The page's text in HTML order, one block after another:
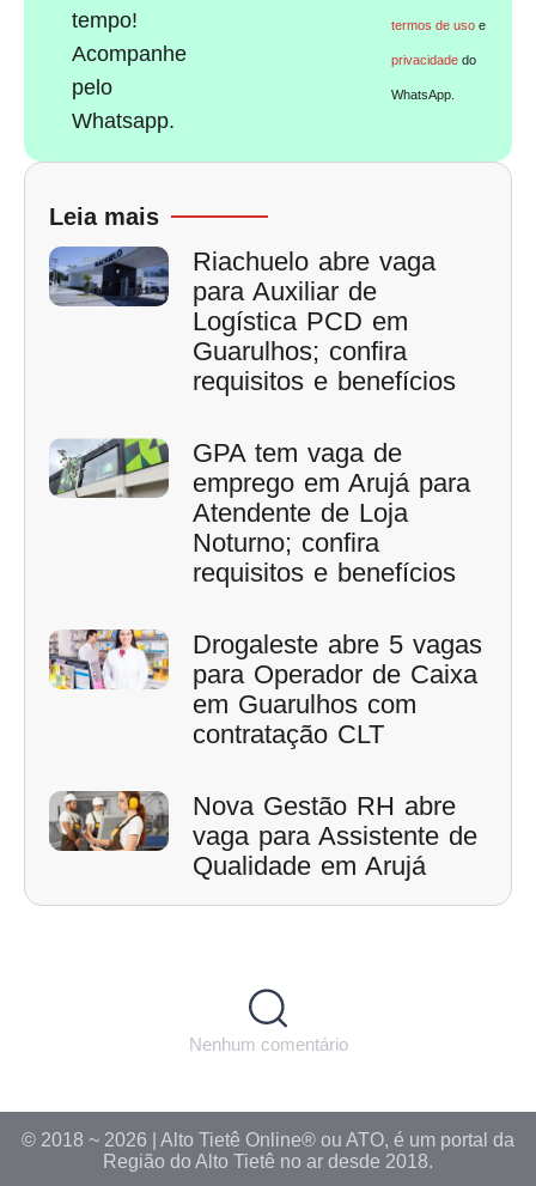
tempo!
Acompanhe
pelo
Whatsapp.
termos de uso e
privacidade do
WhatsApp.
Leia mais
Riachuelo abre vaga
para Auxiliar de
Logística PCD em
Guarulhos; confira
requisitos e benefícios
GPA tem vaga de
emprego em Arujá para
Atendente de Loja
Noturno; confira
requisitos e benefícios
Drogaleste abre 5 vagas
para Operador de Caixa
em Guarulhos com
contratação CLT
Nova Gestão RH abre
vaga para Assistente de
Qualidade em Arujá
Nenhum comentário
© 2018 ~ 2026 | Alto Tietê Online® ou ATO, é um portal da
Região do Alto Tietê no ar desde 2018.